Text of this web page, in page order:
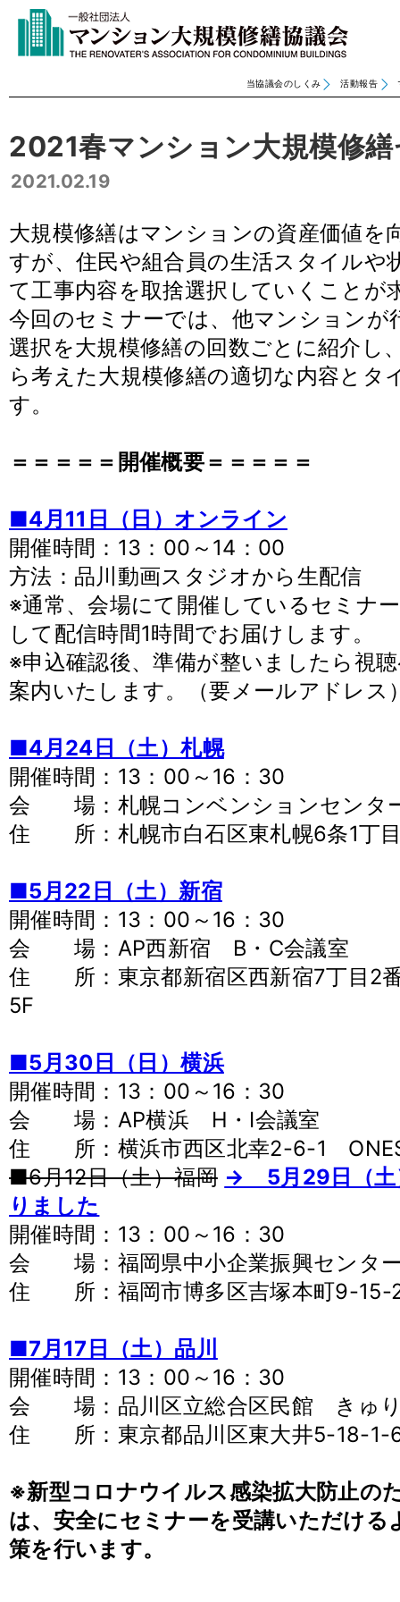
当協議会のしくみ 活動報告
2021春マンション大規模修
2021.02.19
大規模修繕はマンションの資産価値を
すが、住民や組合員の生活スタイルや
て工事内容を取捨選択していくことが
今回のセミナーでは、他マンションが
選択を大規模修繕の回数ごとに紹介し
ら考えた大規模修繕の適切な内容とタ
す。
＝＝＝＝＝開催概要＝＝＝＝＝
■4月11日（日）オンライン
開催時間：13：00～14：00
方法：品川動画スタジオから生配信
※通常、会場にて開催しているセミナ
して配信時間1時間でお届けします。
※申込確認後、準備が整いましたら視
案内いたします。（要メールアドレス
■4月24日（土）札幌
開催時間：13：00～16：30
会 場：札幌コンベンションセンタ
住 所：札幌市白石区東札幌6条1丁
■5月22日（土）新宿
開催時間：13：00～16：30
会 場：AP西新宿 B・C会議室
住 所：東京都新宿区西新宿7丁目2
5F
■5月30日（日）横浜
開催時間：13：00～16：30
会 場：AP横浜 H・I会議室
住 所：横浜市西区北幸2-6-1
■6月12日（土）福岡 → 5月29日（土
りました
開催時間：13：00～16：30
会 場：福岡県中小企業振興センタ
住 所：福岡市博多区吉塚本町9-15-
■7月17日（土）品川
開催時間：13：00～16：30
会 場：品川区立総合区民館 きゅり
住 所：東京都品川区東大井5-18-1-
※新型コロナウイルス感染拡大防止の
は、安全にセミナーを受講いただける
策を行います。